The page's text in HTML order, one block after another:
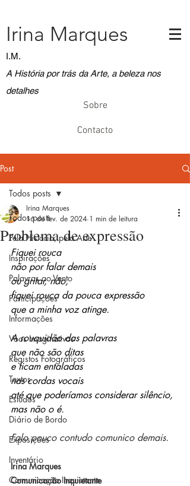
A História por trás da Arte, a beleza nos
detalhes
Irina Marques
I.M.
Sobre
Contacto
Post
Todos posts
Pela História, pela Arte
Inspirações
Palavras ao Vento
Participações
Informações
Voos Imaginativos
Registos Fotográficos
Textos
Estudos
Diário de Bordo
Exposições
Inventário
Comunicação Inquietante
Todos posts
Problema de expressão
Irina Marques
16 de fev. de 2024 1 min de leitura
Fiquei rouca
não por falar demais
ou gritar, não,
fiquei rouca da pouca expressão
que a minha voz atinge.
A rouquidão das palavras
que não são ditas
e ficam entaladas
nas cordas vocais
até que poderíamos considerar silêncio,
mas não o é.
Falo pouco contudo comunico demais.
Irina Marques
Comunicação Inquietante